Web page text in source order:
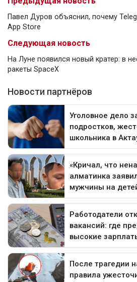
Павел Дуров объяснил, почему
App Store
Следующая новость
На Луне появился новый кратер: в
ракеты SpaceX